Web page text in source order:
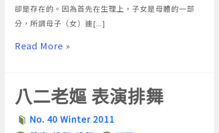
卻是存在的。因為首先在生理上，子女是母體的一部
分，所謂母子（女）連[...]
Read More »
八二老嫗 表演排舞
No. 40 Winter 2011